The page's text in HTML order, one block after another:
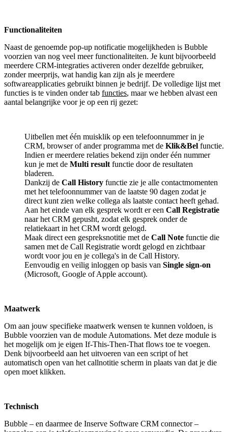
Functionaliteiten
Naast de genoemde pop-up notificatie mogelijkheden is Bubble
voorzien van nog veel meer functionaliteiten. Je kunt bijvoorbeeld
meerdere CRM-integraties activeren onder dezelfde gebruiker,
zonder meerprijs, wat handig kan zijn als je meerdere
softwareapplicaties gebruikt binnen je bedrijf. De volledige lijst met
functies is te vinden onder tab functies, maar we hebben alvast een
aantal belangrijke voor je op een rij gezet:
Uitbellen met één muisklik op een telefoonnummer in je
CRM, browser of ander programma met de Klik&Bel functie.
Indien er meerdere relaties bekend zijn onder één nummer
kun je met de Multi result functie door de resultaten
bladeren.
Dankzij de Call History functie zie je alle contactmomenten
met het telefoonnummer van de laatste 90 dagen zodat je
direct kunt zien welke collega als laatste contact heeft gehad.
Aan het einde van elk gesprek wordt er een Call Registratie
naar het CRM gepusht, zodat elk gesprek onder de
relatiekaart in het CRM wordt gelogd.
Maak direct een gespreksnotitie met de Call Note functie die
samen met de Call Registratie wordt gelogd en zichtbaar
wordt voor jou en je collega's in de Call History.
Eenvoudig en veilig inloggen op basis van Single sign-on
(Microsoft, Google of Apple account).
Maatwerk
Om aan jouw specifieke maatwerk wensen te kunnen voldoen, is
Bubble voorzien van de module Automations. Met deze module is
het mogelijk om je eigen If-This-Then-That flows toe te voegen.
Denk bijvoorbeeld aan het uitvoeren van een script of het
automatisch open van het callnotitie scherm in plaats van dat je die
open moet klikken.
Technisch
Bubble – en daarmee de Inserve Software CRM connector –